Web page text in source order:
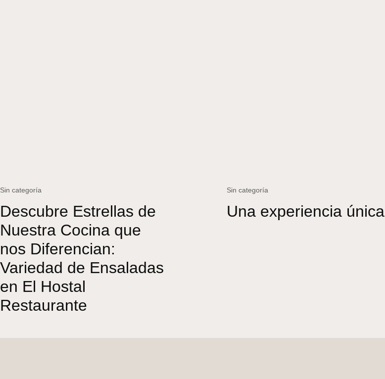
Sin categoría
Descubre Estrellas de
Nuestra Cocina que
nos Diferencian:
Variedad de Ensaladas
en El Hostal
Restaurante
Sin categoría
Una experiencia única